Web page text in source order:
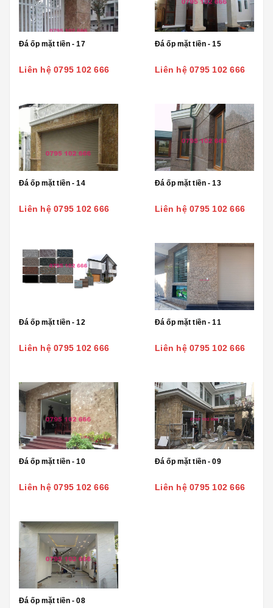
Đá ốp mặt tiền - 17
Liên hệ 0795 102 666
Đá ốp mặt tiền - 15
Liên hệ 0795 102 666
Đá ốp mặt tiền - 14
Liên hệ 0795 102 666
Đá ốp mặt tiền - 13
Liên hệ 0795 102 666
Đá ốp mặt tiền - 12
Liên hệ 0795 102 666
Đá ốp mặt tiền - 11
Liên hệ 0795 102 666
Đá ốp mặt tiền - 10
Liên hệ 0795 102 666
Đá ốp mặt tiền - 09
Liên hệ 0795 102 666
Đá ốp mặt tiền - 08